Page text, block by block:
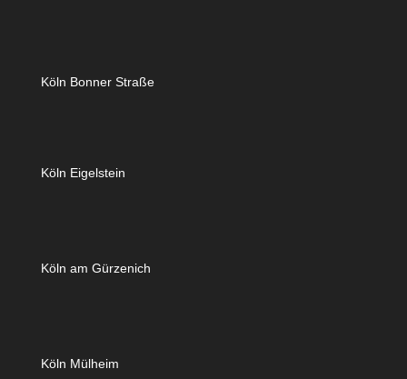
Köln Bonner Straße
Köln Eigelstein
Köln am Gürzenich
Köln Mülheim